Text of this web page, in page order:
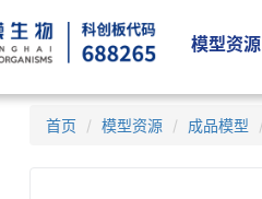
模型资源
首页 模型资源 成品模型